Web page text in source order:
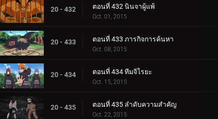
20 - 432 ตอนที่ 432 นินจาผู้แพ้
Oct. 01, 2015
20 - 433 ตอนที่ 433 ภารกิจการค้นหา
Oct. 08, 2015
20 - 434 ตอนที่ 434 ทีมจิไรยะ
Oct. 15, 2015
20 - 435 ตอนที่ 435 ลำดับความสำคัญ
Oct. 22, 2015